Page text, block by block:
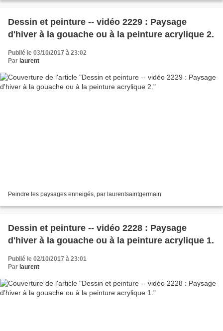
Dessin et peinture -- vidéo 2229 : Paysage
d'hiver à la gouache ou à la peinture acrylique 2.
Publié le 03/10/2017 à 23:02
Par laurent
Peindre les paysages enneigés, par laurentsaintgermain
Dessin et peinture -- vidéo 2228 : Paysage
d'hiver à la gouache ou à la peinture acrylique 1.
Publié le 02/10/2017 à 23:01
Par laurent